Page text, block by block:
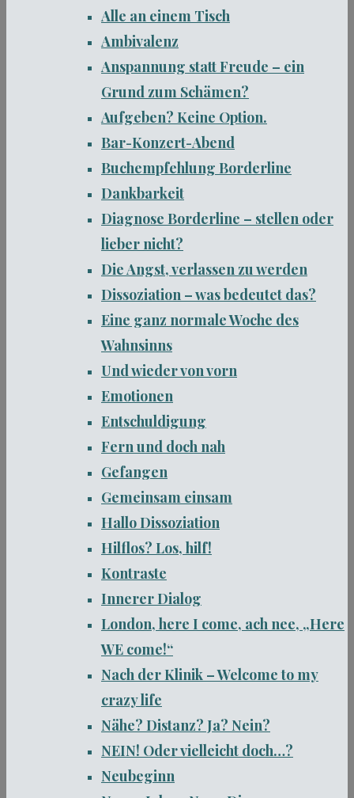
Alle an einem Tisch
Ambivalenz
Anspannung statt Freude – ein
Grund zum Schämen?
Aufgeben? Keine Option.
Bar-Konzert-Abend
Buchempfehlung Borderline
Dankbarkeit
Diagnose Borderline – stellen oder
lieber nicht?
Die Angst, verlassen zu werden
Dissoziation – was bedeutet das?
Eine ganz normale Woche des
Wahnsinns
Und wieder von vorn
Emotionen
Entschuldigung
Fern und doch nah
Gefangen
Gemeinsam einsam
Hallo Dissoziation
Hilflos? Los, hilf!
Kontraste
Innerer Dialog
London, here I come, ach nee, „Here
WE come!“
Nach der Klinik – Welcome to my
crazy life
Nähe? Distanz? Ja? Nein?
NEIN! Oder vielleicht doch…?
Neubeginn